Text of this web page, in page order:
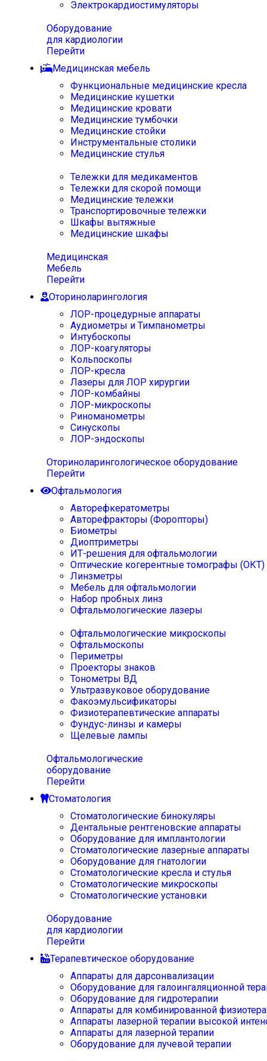
Электрокардиостимуляторы
Оборудование
для кардиологии
Перейти
Медицинская мебель
Функциональные медицинские кресла
Медицинские кушетки
Медицинские кровати
Медицинские тумбочки
Медицинские стойки
Инструментальные столики
Медицинские стулья
Тележки для медикаментов
Тележки для скорой помощи
Медицинские тележки
Транспортировочные тележки
Шкафы вытяжные
Медицинские шкафы
Медицинская
Мебель
Перейти
Оториноларингология
ЛОР-процедурные аппараты
Аудиометры и Тимпанометры
Интубоскопы
ЛОР-коагуляторы
Кольпоскопы
ЛОР-кресла
Лазеры для ЛОР хирургии
ЛОР-комбайны
ЛОР-микроскопы
Риноманометры
Синускопы
ЛОР-эндоскопы
Оториноларингологическое оборудование
Перейти
Офтальмология
Авторефкератометры
Авторефракторы (Форопторы)
Биометры
Диоптриметры
ИТ-решения для офтальмологии
Оптические когерентные томографы (ОКТ)
Линзметры
Мебель для офтальмологии
Набор пробных линз
Офтальмологические лазеры
Офтальмологические микроскопы
Офтальмоскопы
Периметры
Проекторы знаков
Тонометры ВД
Ультразвуковое оборудование
Факоэмульсификаторы
Физиотерапевтические аппараты
Фундус-линзы и камеры
Щелевые лампы
Офтальмологические
оборудование
Перейти
Стоматология
Стоматологические бинокуляры
Дентальные рентгеновские аппараты
Оборудование для имплантологии
Стоматологические лазерные аппараты
Оборудование для гнатологии
Стоматологические кресла и стулья
Стоматологические микроскопы
Стоматологические установки
Оборудование
для кардиологии
Перейти
Терапевтическое оборудование
Аппараты для дарсонвализации
Оборудование для галоингаляционной
Оборудование для гидротерапии
Аппараты для комбинированной
Аппараты лазерной терапии высокой
Аппараты для лазерной терапии
Оборудование для лучевой терапии